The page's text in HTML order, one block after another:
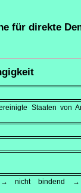
für direkte
Staaten von
→ nicht bindend →